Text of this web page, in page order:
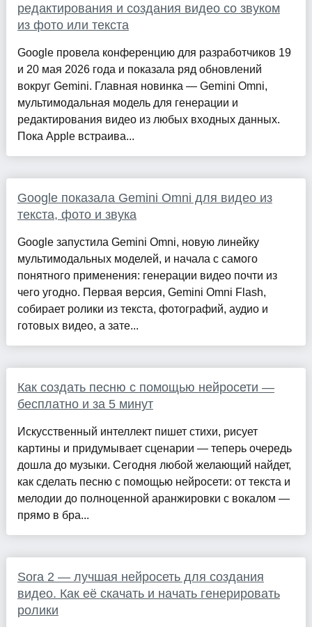
редактирования и создания видео со звуком
из фото или текста
Google провела конференцию для разработчиков 19
и 20 мая 2026 года и показала ряд обновлений
вокруг Gemini. Главная новинка — Gemini Omni,
мультимодальная модель для генерации и
редактирования видео из любых входных данных.
Пока Apple встраива...
Google показала Gemini Omni для видео из
текста, фото и звука
Google запустила Gemini Omni, новую линейку
мультимодальных моделей, и начала с самого
понятного применения: генерации видео почти из
чего угодно. Первая версия, Gemini Omni Flash,
собирает ролики из текста, фотографий, аудио и
готовых видео, а зате...
Как создать песню с помощью нейросети —
бесплатно и за 5 минут
Искусственный интеллект пишет стихи, рисует
картины и придумывает сценарии — теперь очередь
дошла до музыки. Сегодня любой желающий найдет,
как сделать песню с помощью нейросети: от текста и
мелодии до полноценной аранжировки с вокалом —
прямо в бра...
Sora 2 — лучшая нейросеть для создания
видео. Как её скачать и начать генерировать
ролики